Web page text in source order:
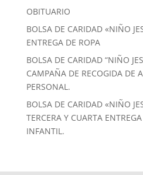
OBITUARIO
BOLSA DE CARIDAD «NIÑO
ENTREGA DE ROPA
BOLSA DE CARIDAD “NIÑO
CAMPAÑA DE RECOGIDA DE
PERSONAL.
BOLSA DE CARIDAD «NIÑO
TERCERA Y CUARTA
INFANTIL.